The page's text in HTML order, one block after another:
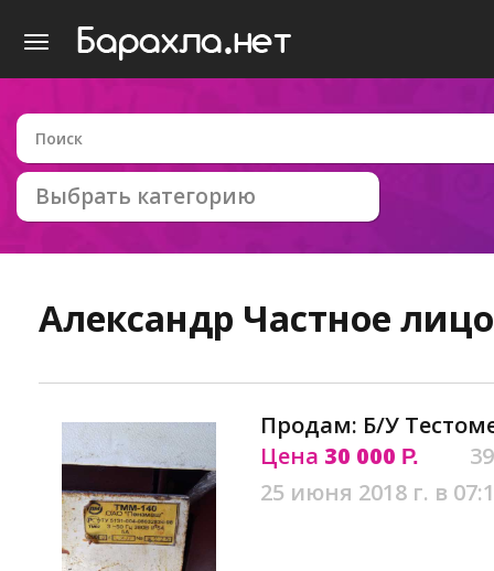
Выбрать категорию
Александр Частное лицо
Продам: Б/У
Цена 30 000 Р.
25 июня 2018 г. в